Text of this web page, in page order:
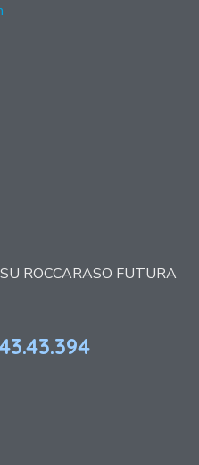
ROCCARASO FUTURA